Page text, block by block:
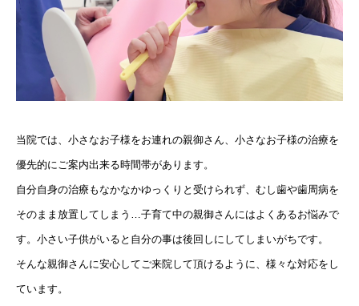
当院では、小さなお子様をお連れの親御さん、小さなお子様の治療を
優先的にご案内出来る時間帯があります。
自分自身の治療もなかなかゆっくりと受けられず、むし歯や歯周病を
そのまま放置してしまう…子育て中の親御さんにはよくあるお悩みで
す。小さい子供がいると自分の事は後回しにしてしまいがちです。
そんな親御さんに安心してご来院して頂けるように、様々な対応をし
ています。